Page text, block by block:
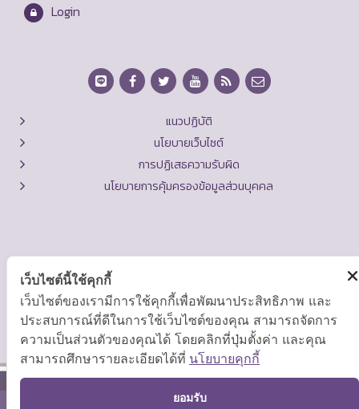
Login
แนวปฏิบัติ
นโยบายเว็บไซต์
การปฏิเสธความรับผิด
นโยบายการคุ้มครองข้อมูลส่วนบุคคล
เว็บไซต์นี้ใช้คุกกี้
เว็บไซต์ของเรามีการใช้คุกกี้เพื่อพัฒนาประสิทธิภาพ และ
ประสบการณ์ที่ดีในการใช้เว็บไซต์ของคุณ สามารถจัดการ
ความเป็นส่วนตัวของคุณได้ โดยคลิกที่ปุ่มตั้งค่า และคุณ
สามารถศึกษารายละเอียดได้ที่ นโยบายคุกกี้
ยอมรับ